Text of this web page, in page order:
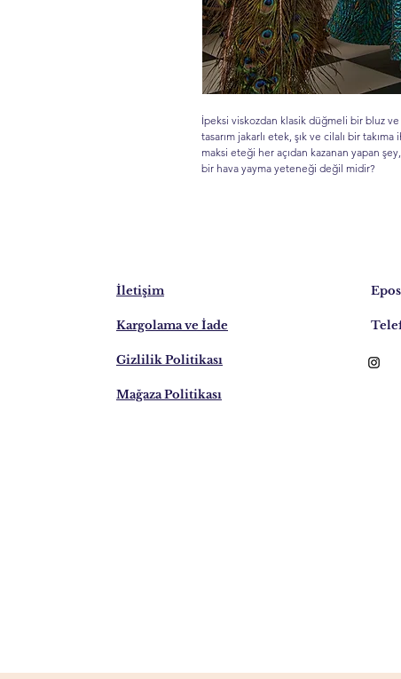
İpeksi viskozdan klasik düğmeli bir bluz
tasarım jakarlı etek, şık ve cilalı bir
maksi eteği her açıdan kazanan yapan
bir hava yayma yeteneği değil midir?
İletişim
Kargolama ve İade
Gizlilik Politikası
Mağaza Politikası